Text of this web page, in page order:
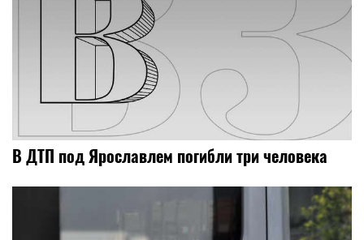
В ДТП под Ярославлем погибли три человека